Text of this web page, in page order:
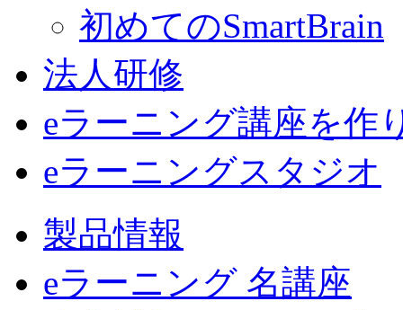
初めてのSmartBrain
法人研修
eラーニング講座を作
eラーニングスタジオ
製品情報
eラーニング 名講座